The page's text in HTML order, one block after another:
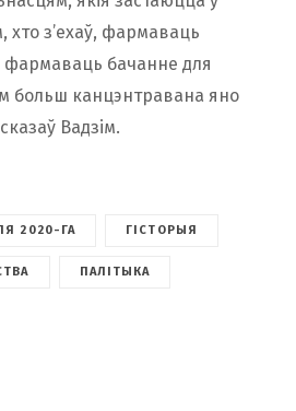
хто з’ехаў, фармаваць
фармаваць бачанне для
больш канцэнтравана яно
Вадзім.
2020-ГА ГІСТОРЫЯ
ПАЛІТЫКА